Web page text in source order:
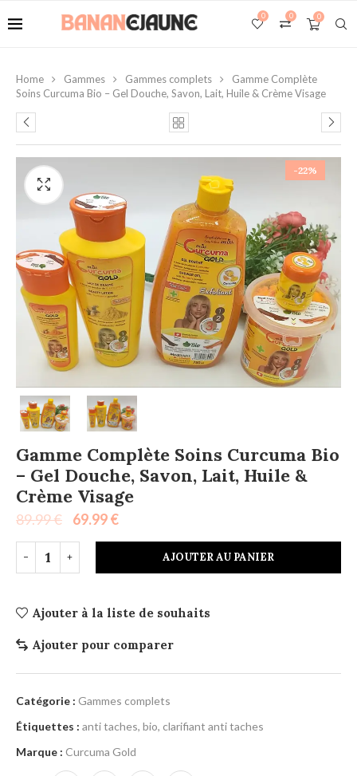
0
0
0
Home Gammes Gammes complets
Gamme Complète
Soins Curcuma Bio – Gel Douche, Savon, Lait, Huile & Crème Visage
-22%
Gamme Complète Soins Curcuma Bio
– Gel Douche, Savon, Lait, Huile &
Crème Visage
89.99€ 69.99€
AJOUTER AU PANIER
Ajouter à la liste de souhaits
Ajouter pour comparer
Catégorie : Gammes complets
Étiquettes : anti taches, bio, clarifiant anti taches
Marque : Curcuma Gold